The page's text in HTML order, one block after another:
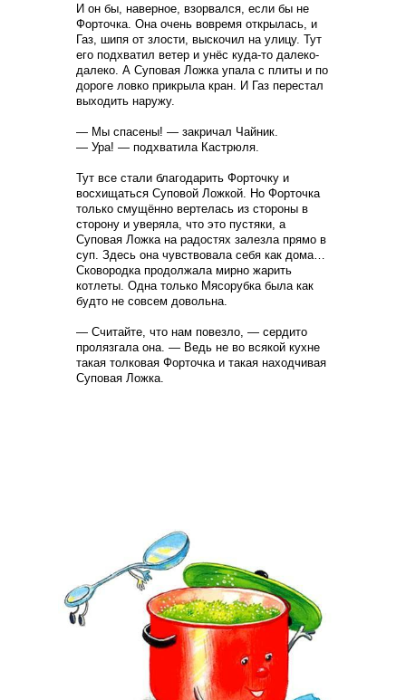
И он бы, наверное, взорвался, если бы не
Форточка. Она очень вовремя открылась, и
Газ, шипя от злости, выскочил на улицу. Тут
его подхватил ветер и унёс куда-то далеко-
далеко. А Суповая Ложка упала с плиты и по
дороге ловко прикрыла кран. И Газ перестал
выходить наружу.
— Мы спасены! — закричал Чайник.
— Ура! — подхватила Кастрюля.
Тут все стали благодарить Форточку и
восхищаться Суповой Ложкой. Но Форточка
только смущённо вертелась из стороны в
сторону и уверяла, что это пустяки, а
Суповая Ложка на радостях залезла прямо в
суп. Здесь она чувствовала себя как дома…
Сковородка продолжала мирно жарить
котлеты. Одна только Мясорубка была как
будто не совсем довольна.
— Считайте, что нам повезло, — сердито
пролязгала она. — Ведь не во всякой кухне
такая толковая Форточка и такая находчивая
Суповая Ложка.